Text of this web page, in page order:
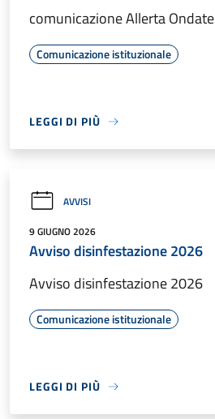
comunicazione Allerta
Comunicazione istituzionale
LEGGI DI PIÙ
AVVISI
9 GIUGNO 2026
Avviso disinfestazione 2026
Avviso disinfestazione 2026
Comunicazione istituzionale
LEGGI DI PIÙ